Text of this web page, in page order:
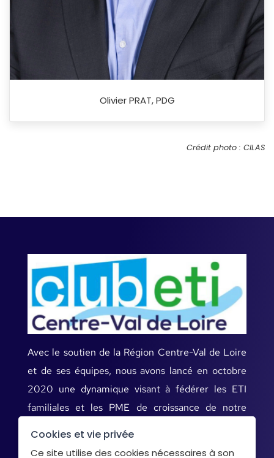
Olivier PRAT, PDG
Crédit photo : CILAS
Avec le soutien de la Région Centre-Val de Loire
et de ses équipes, nous avons lancé en octobre
2020 une dynamique visant à fédérer les ETI
familiales et les PME de croissance de notre
Cookies et vie privée
Ce site utilise des cookies nécessaires à son